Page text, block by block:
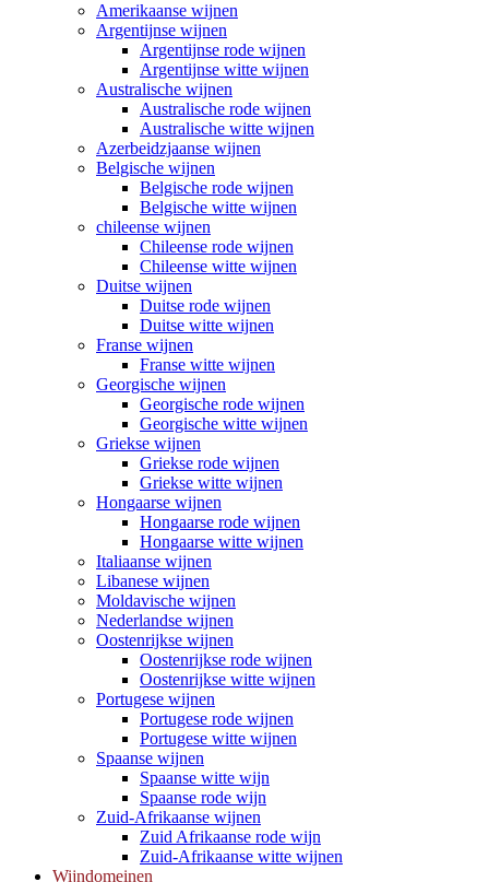
Amerikaanse wijnen
Argentijnse wijnen
Argentijnse rode wijnen
Argentijnse witte wijnen
Australische wijnen
Australische rode wijnen
Australische witte wijnen
Azerbeidzjaanse wijnen
Belgische wijnen
Belgische rode wijnen
Belgische witte wijnen
chileense wijnen
Chileense rode wijnen
Chileense witte wijnen
Duitse wijnen
Duitse rode wijnen
Duitse witte wijnen
Franse wijnen
Franse witte wijnen
Georgische wijnen
Georgische rode wijnen
Georgische witte wijnen
Griekse wijnen
Griekse rode wijnen
Griekse witte wijnen
Hongaarse wijnen
Hongaarse rode wijnen
Hongaarse witte wijnen
Italiaanse wijnen
Libanese wijnen
Moldavische wijnen
Nederlandse wijnen
Oostenrijkse wijnen
Oostenrijkse rode wijnen
Oostenrijkse witte wijnen
Portugese wijnen
Portugese rode wijnen
Portugese witte wijnen
Spaanse wijnen
Spaanse witte wijn
Spaanse rode wijn
Zuid-Afrikaanse wijnen
Zuid Afrikaanse rode wijn
Zuid-Afrikaanse witte wijnen
Wijndomeinen